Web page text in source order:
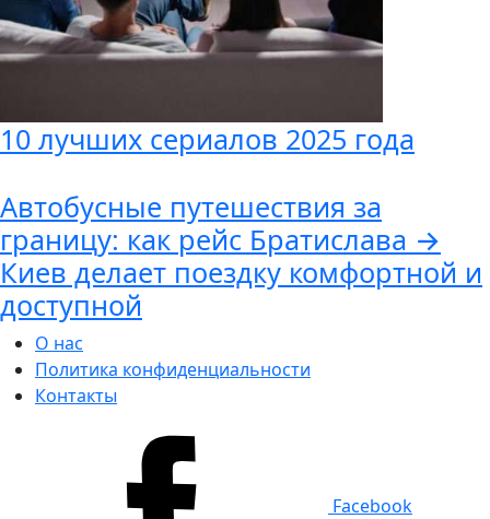
10 лучших сериалов 2025 года
Автобусные путешествия за
границу: как рейс Братислава →
Киев делает поездку комфортной и
доступной
О нас
Политика конфиденциальности
Контакты
Facebook